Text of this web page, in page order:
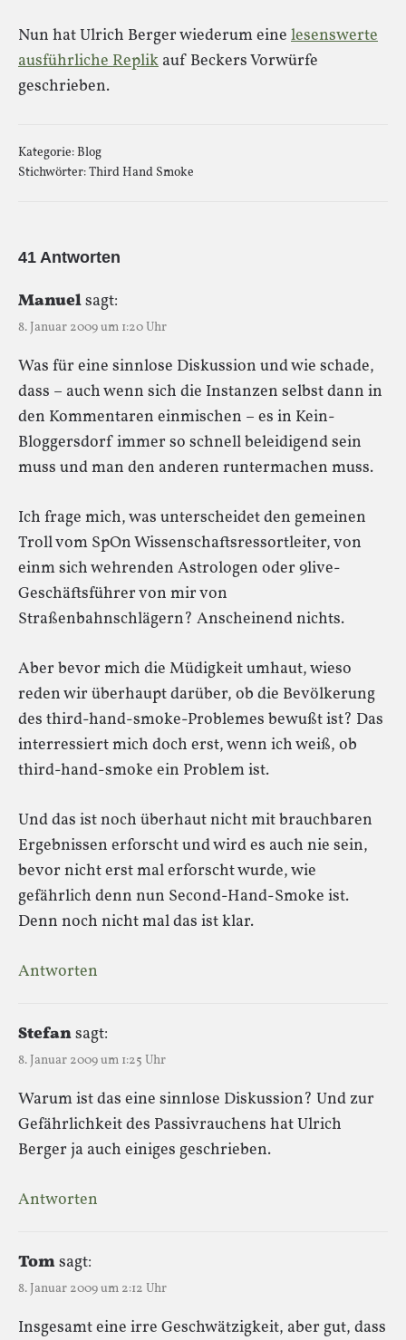
Nun hat Ulrich Berger wiederum eine lesenswerte
ausführliche Replik auf Beckers Vorwürfe
geschrieben.
Kategorie:Blog
Stichwörter:Third Hand Smoke
41 Antworten
Manuelsagt:
8. Januar 2009 um 1:20 Uhr
Was für eine sinnlose Diskussion und wie schade,
dass – auch wenn sich die Instanzen selbst dann in
den Kommentaren einmischen – es in Kein-
Bloggersdorf immer so schnell beleidigend sein
muss und man den anderen runtermachen muss.
Ich frage mich, was unterscheidet den gemeinen
Troll vom SpOn Wissenschaftsressortleiter, von
einm sich wehrenden Astrologen oder 9live-
Geschäftsführer von mir von
Straßenbahnschlägern? Anscheinend nichts.
Aber bevor mich die Müdigkeit umhaut, wieso
reden wir überhaupt darüber, ob die Bevölkerung
des third-hand-smoke-Problemes bewußt ist? Das
interressiert mich doch erst, wenn ich weiß, ob
third-hand-smoke ein Problem ist.
Und das ist noch überhaut nicht mit brauchbaren
Ergebnissen erforscht und wird es auch nie sein,
bevor nicht erst mal erforscht wurde, wie
gefährlich denn nun Second-Hand-Smoke ist.
Denn noch nicht mal das ist klar.
Antworten
Stefansagt:
8. Januar 2009 um 1:25 Uhr
Warum ist das eine sinnlose Diskussion? Und zur
Gefährlichkeit des Passivrauchens hat Ulrich
Berger ja auch einiges geschrieben.
Antworten
Tomsagt:
8. Januar 2009 um 2:12 Uhr
Insgesamt eine irre Geschwätzigkeit, aber gut, dass